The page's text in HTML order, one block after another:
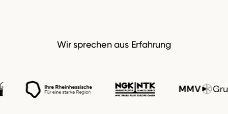
Wir sprechen aus Erfahrung